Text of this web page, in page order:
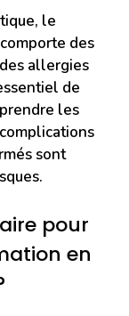
le
comporte des
allergies
de
les
sont
pour
en